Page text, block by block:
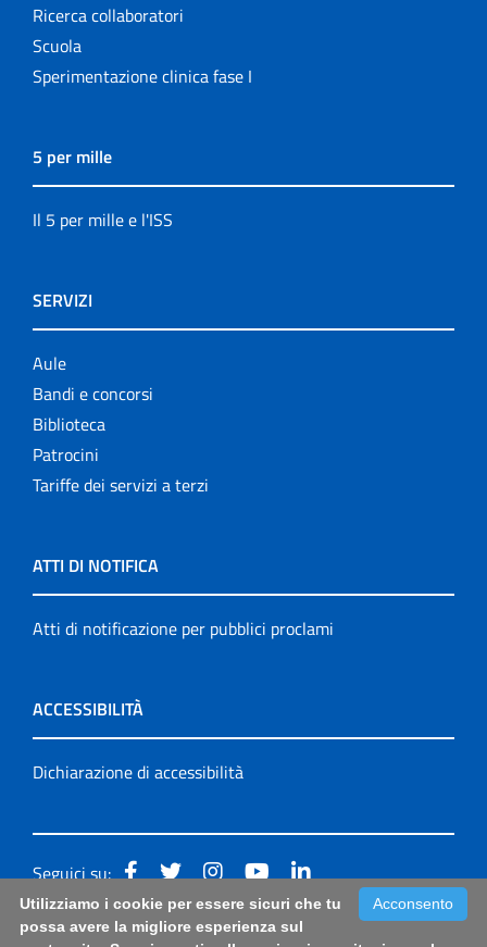
Ricerca collaboratori
Scuola
Sperimentazione clinica fase I
5 per mille
Il 5 per mille e l'ISS
SERVIZI
Aule
Bandi e concorsi
Biblioteca
Patrocini
Tariffe dei servizi a terzi
ATTI DI NOTIFICA
Atti di notificazione per pubblici proclami
ACCESSIBILITÀ
Dichiarazione di accessibilità
Seguici su:
Accessibilità: form di segnalazione di prima istanza per
Acconsento
Utilizziamo i cookie per essere sicuri che tu
possa avere la migliore esperienza sul